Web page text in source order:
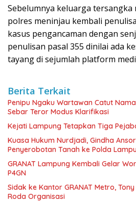
Sebelumnya keluarga tersangka
polres meninjau kembali
kasus pengancaman dengan
penulisan pasal 355 dinilai ada
tayang di sejumlah platform
Berita Terkait
Penipu Ngaku Wartawan Catut
Sebar Teror Modus Klarifikasi
Kejati Lampung Tetapkan Tiga
Kuasa Hukum Nurdjadi, Gindha
Penyerobotan Tanah ke Polda
GRANAT Lampung Kembali Gelar
P4GN
‎Sidak ke Kantor GRANAT Metro,
Roda Organisasi